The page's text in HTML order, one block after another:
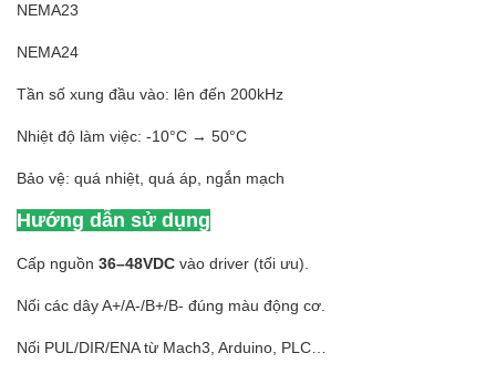
NEMA23
NEMA24
Tần số xung đầu vào: lên đến 200kHz
Nhiệt độ làm việc: -10°C → 50°C
Bảo vệ: quá nhiệt, quá áp, ngắn mạch
Hướng dẫn sử dụng
Cấp nguồn 36–48VDC vào driver (tối ưu).
Nối các dây A+/A-/B+/B- đúng màu động cơ.
Nối PUL/DIR/ENA từ Mach3, Arduino, PLC…